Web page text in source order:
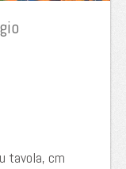
tavola, cm